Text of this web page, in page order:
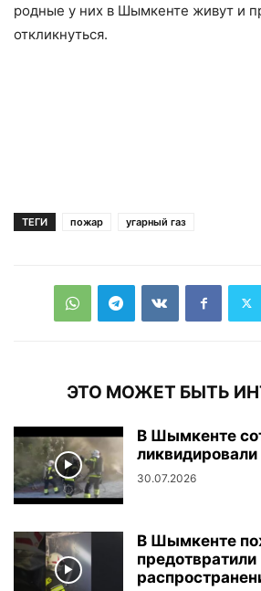
родные у них в Шымкенте живут и
откликнуться.
ТЕГИ пожар угарный газ
ЭТО МОЖЕТ БЫТЬ
В Шымкенте
ликвидировали
30.07.2026
В Шымкенте
предотвратили